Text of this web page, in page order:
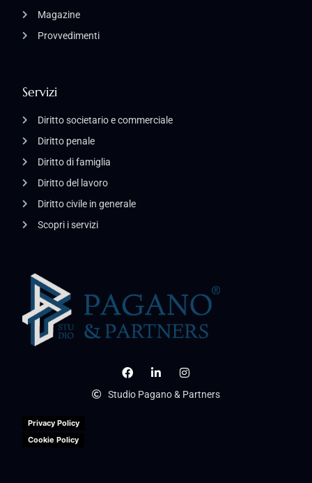
Studio Pagano & Partners
Privacy Policy
Cookie Policy
Servizi
Diritto societario e commerciale
Diritto penale
Diritto di famiglia
Diritto del lavoro
Diritto civile in generale
Scopri i servizi
Magazine
Provvedimenti